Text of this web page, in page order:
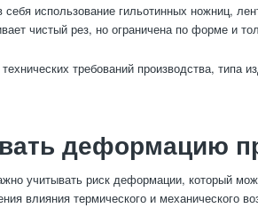
использование гильотинных ножниц,
чистый рез, но ограничена по форме и
требований производства, типа
деформацию
учитывать риск деформации, который
влияния термического и механического